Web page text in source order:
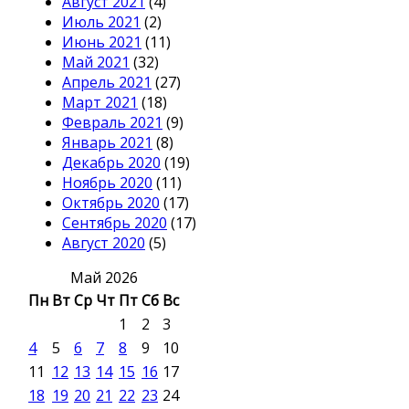
Июль 2021 (2)
Июнь 2021 (11)
Май 2021 (32)
Апрель 2021 (27)
Март 2021 (18)
Февраль 2021 (9)
Январь 2021 (8)
Декабрь 2020 (19)
Ноябрь 2020 (11)
Октябрь 2020 (17)
Сентябрь 2020 (17)
Август 2020 (5)
Май 2026
Пн ВтСр Чт ПтСб Вс
1
2
3
4
5 6 7 8 9
10
11 12 13 14 15 16 17
18 19 20 21 22 23 24